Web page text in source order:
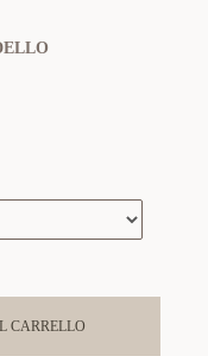
CARRELLO